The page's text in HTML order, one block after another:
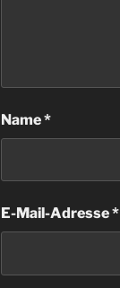
Name*
E-Mail-Adresse*